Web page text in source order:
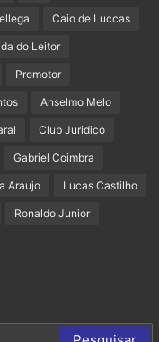
Caio de Luccas
do Leitor
Promotor
Anselmo Melo
Club Juridico
Gabriel Coimbra
Araujo Lucas Castilho
Ronaldo Junior